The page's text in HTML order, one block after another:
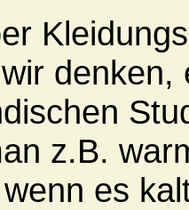
denken,
z.B.
es